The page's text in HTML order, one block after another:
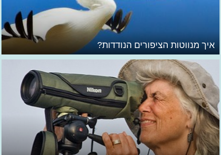
איך מנווטות הציפורים הנודדות?